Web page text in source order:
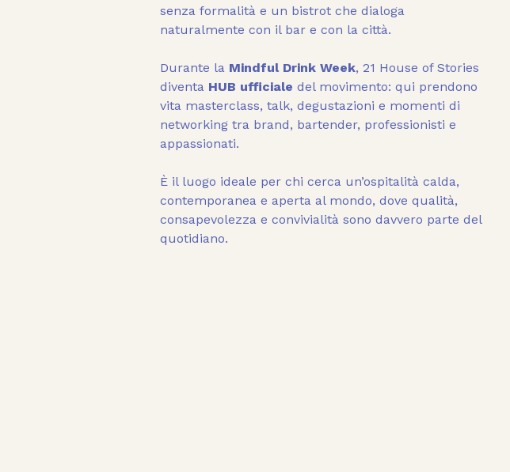
senza formalità e un bistrot che dialoga
naturalmente con il bar e con la città.
Durante la Mindful Drink Week, 21 House of Stories
diventa HUB ufficiale del movimento: qui prendono
vita masterclass, talk, degustazioni e momenti di
networking tra brand, bartender, professionisti e
appassionati.
È il luogo ideale per chi cerca un’ospitalità calda,
contemporanea e aperta al mondo, dove qualità,
consapevolezza e convivialità sono davvero parte del
quotidiano.